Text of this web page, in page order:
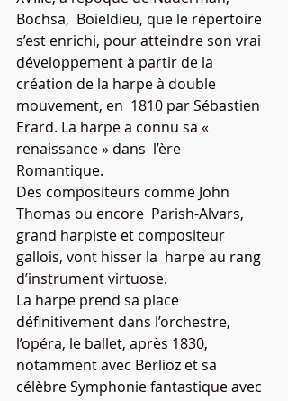
Bochsa,  Boieldieu, que le répertoire
s’est enrichi, pour atteindre son vrai
développement à partir de la
création de la harpe à double
mouvement, en  1810 par Sébastien
Erard. La harpe a connu sa «
renaissance » dans  l’ère
Romantique.
Des compositeurs comme John
Thomas ou encore  Parish-Alvars,
grand harpiste et compositeur
gallois, vont hisser la  harpe au rang
d’instrument virtuose.
La harpe prend sa place
définitivement dans l’orchestre,
l’opéra, le ballet, après 1830,
notamment avec Berlioz et sa
célèbre Symphonie fantastique avec